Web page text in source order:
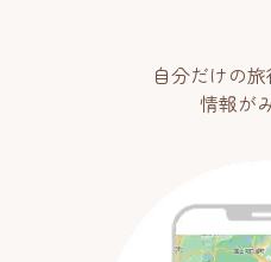
自分だけの
情報が